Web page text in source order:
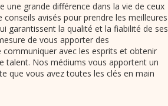
une grande différence dans la vie de ceux
avisés pour prendre les meilleures
garantissent la qualité et la fiabilité de ses
de vous apporter des
avec les esprits et obtenir
talent. Nos médiums vous apportent un
que vous avez toutes les clés en main